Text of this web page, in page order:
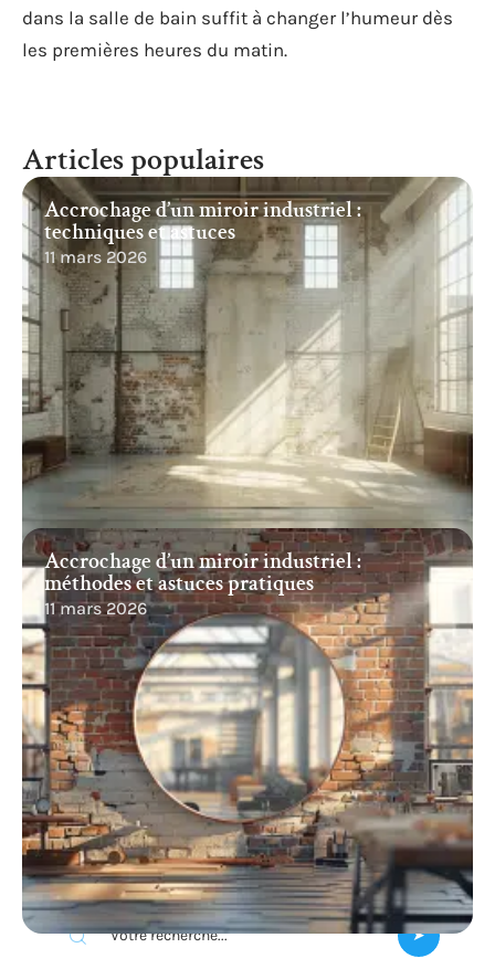
dans la salle de bain suffit à changer l’humeur dès
les premières heures du matin.
Articles populaires
Accrochage d’un miroir industriel :
techniques et astuces
11 mars 2026
Accrochage d’un miroir industriel :
méthodes et astuces pratiques
11 mars 2026
Recherche